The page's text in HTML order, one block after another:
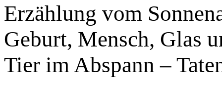
Erzählung vom
Geburt, Mensch, Glas
Tier im Abspann –